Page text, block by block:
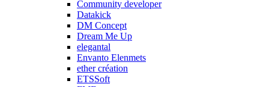
Community developer
Datakick
DM Concept
Dream Me Up
elegantal
Envanto Elenmets
ether création
ETSSoft